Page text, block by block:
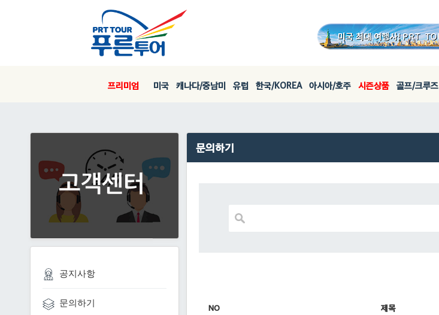
프리미엄 미국 캐나다/중남미 유럽 한국/KOREA 아시아/호주 시즌상품 골프/크루즈
공지사항
문의하기
문의하기
NO 제목